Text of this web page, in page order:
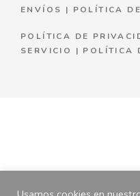
ENVÍOS | POLÍTICA
POLÍTICA DE
SERVICIO
| P OLÍTICA